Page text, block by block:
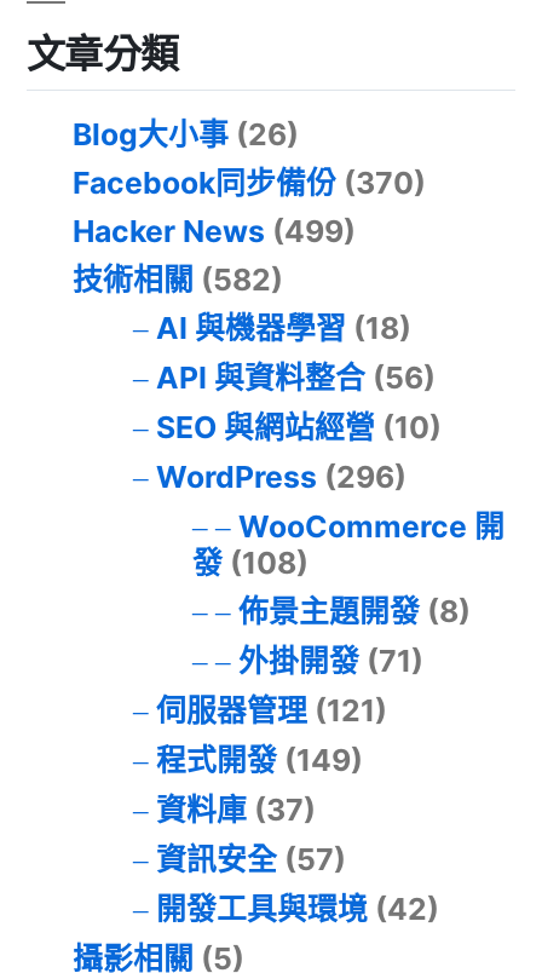
文章分類
Blog大小事 (26)
Facebook同步備份 (370)
Hacker News (499)
技術相關 (582)
AI 與機器學習 (18)
API 與資料整合(56)
SEO 與網站經營 (10)
WordPress (296)
WooCommerce 開
發(108)
佈景主題開發(8)
外掛開發(71)
伺服器管理(121)
程式開發(149)
資料庫(37)
資訊安全(57)
開發工具與環境(42)
攝影相關 (5)